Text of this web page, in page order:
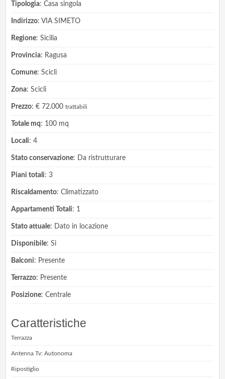
Tipologia: Casa singola
Indirizzo: VIA SIMETO
Regione: Sicilia
Provincia: Ragusa
Comune: Scicli
Zona: Scicli
Prezzo: € 72.000trattabili
Totale mq: 100 mq
Locali: 4
Stato conservazione: Da ristrutturare
Piani totali: 3
Riscaldamento: Climatizzato
Appartamenti Totali: 1
Stato attuale: Dato in locazione
Disponibile: Si
Balconi: Presente
Terrazzo: Presente
Posizione: Centrale
Caratteristiche
Terrazza
Antenna Tv: Autonoma
Ripostiglio